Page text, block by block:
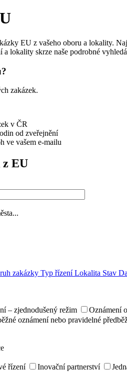
EU z vašeho oboru a lokality.
lokality skrze naše podrobné
zakázek.
v ČR
od zveřejnění
ve vašem e-mailu
z EU
zakázky Typ řízení Lokalita Stav
– zjednodušený režim
Oznámení
oznámení nebo pravidelné
řízení Inovační partnerství